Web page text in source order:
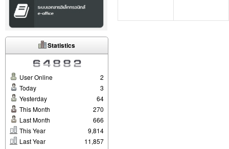
Statistics
User Online
2
Today
3
Yesterday
64
This Month
270
Last Month
666
This Year
9,814
Last Year
11,857